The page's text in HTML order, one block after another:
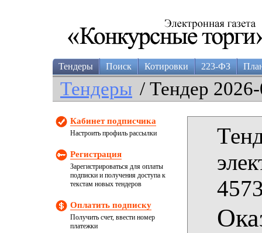
Тендеры Поиск Котировки 223-ФЗ
Тендеры / Тендер
Кабинет подписчика
Настроить профиль рассылки
Регистрация
Зарегистрироваться для оплаты
подписки и получения доступа к
текстам новых тендеров
Оплатить подписку
Получить счет, ввести номер
платежки